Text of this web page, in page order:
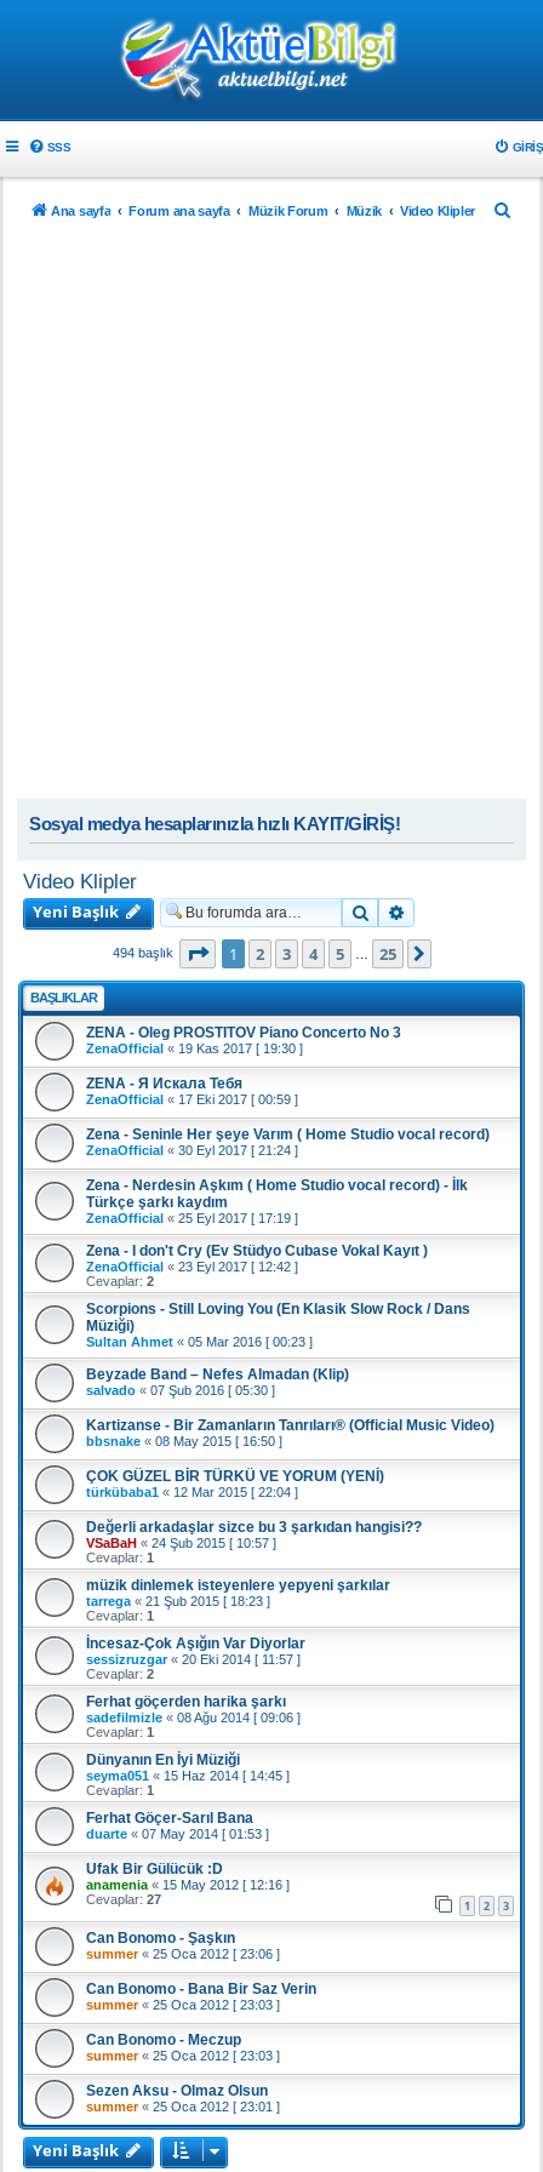
SSS GIRIŞ
Ana sayfa Forum ana sayfa Müzik Forum Müzik Video Klipler
Sosyal medya hesaplarınızla hızlı KAYIT/GİRİŞ!
Video Klipler
Yeni Başlık
Ara
494 başlık 1 . sayfa (Toplam25 sayfa)
1 2 3 4 5 25
BAŞLIKLAR
ZENA - Oleg PROSTITOV Piano Concerto No 3
ZenaOfficial « 19 Kas 2017 [ 19:30 ]
ZENA - Я Искала Тебя
ZenaOfficial « 17 Eki 2017 [ 00:59 ]
Zena - Seninle Her şeye Varım ( Home Studio vocal record)
ZenaOfficial « 30 Eyl 2017 [ 21:24 ]
Zena - Nerdesin Aşkım ( Home Studio vocal record) - İlk
Türkçe şarkı kaydım
ZenaOfficial « 25 Eyl 2017 [ 17:19 ]
Zena - I don't Cry (Ev Stüdyo Cubase Vokal Kayıt )
ZenaOfficial « 23 Eyl 2017 [ 12:42 ]
Cevaplar: 2
Scorpions - Still Loving You (En Klasik Slow Rock / Dans
Müziği)
Sultan Ahmet « 05 Mar 2016 [ 00:23 ]
Beyzade Band – Nefes Almadan (Klip)
salvado « 07 Şub 2016 [ 05:30 ]
Kartizanse - Bir Zamanların Tanrıları® (Official Music Video)
bbsnake « 08 May 2015 [ 16:50 ]
ÇOK GÜZEL BİR TÜRKÜ VE YORUM (YENİ)
türkübaba1 « 12 Mar 2015 [ 22:04 ]
Değerli arkadaşlar sizce bu 3 şarkıdan hangisi??
VSaBaH « 24 Şub 2015 [ 10:57 ]
Cevaplar: 1
müzik dinlemek isteyenlere yepyeni şarkılar
tarrega « 21 Şub 2015 [ 18:23 ]
Cevaplar: 1
İncesaz-Çok Aşığın Var Diyorlar
sessizruzgar« 20 Eki 2014 [ 11:57 ]
Cevaplar: 2
Ferhat göçerden harika şarkı
sadefilmizle « 08 Ağu 2014 [ 09:06 ]
Cevaplar: 1
Dünyanın En İyi Müziği
seyma051 « 15 Haz 2014 [ 14:45 ]
Cevaplar: 1
Ferhat Göçer-Sarıl Bana
duarte « 07 May 2014 [ 01:53 ]
Ufak Bir Gülücük :D
anamenia « 15 May 2012 [ 12:16 ]
Cevaplar: 27 1 2 3
Can Bonomo - Şaşkın
summer« 25 Oca 2012 [ 23:06 ]
Can Bonomo - Bana Bir Saz Verin
summer« 25 Oca 2012 [ 23:03 ]
Can Bonomo - Meczup
summer« 25 Oca 2012 [ 23:03 ]
Sezen Aksu - Olmaz Olsun
summer« 25 Oca 2012 [ 23:01 ]
Yeni Başlık